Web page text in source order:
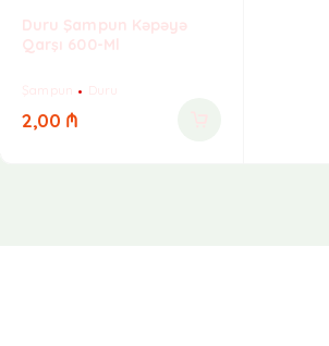
Duru Şampun Kəpəyə
Qarşı 600-Ml
Şampun
2,00 ₼